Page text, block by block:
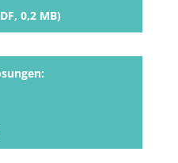
0,2 MB)